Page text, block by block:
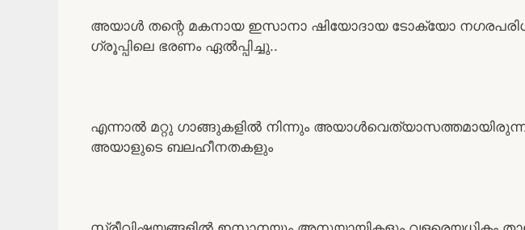
അയാൾ തന്റെ മകനായ ഇസാനാ ഷിയോദായ ടോക്യോ
ഗ്രൂപ്പിലെ ഭരണം ഏൽപ്പിച്ചു..
എന്നാൽ മറ്റു ഗാങ്ങുകളിൽ നിന്നും
അയാളുടെ ബലഹീനതകളും